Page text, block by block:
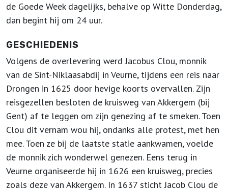
de Goede Week dagelijks, behalve op Witte Donderdag,
dan begint hij om 24 uur.
GESCHIEDENIS
Volgens de overlevering werd Jacobus Clou, monnik
van de Sint-Niklaasabdij in Veurne, tijdens een reis naar
Drongen in 1625 door hevige koorts overvallen. Zijn
reisgezellen besloten de kruisweg van Akkergem (bij
Gent) af te leggen om zijn genezing af te smeken. Toen
Clou dit vernam wou hij, ondanks alle protest, met hen
mee. Toen ze bij de laatste statie aankwamen, voelde
de monnik zich wonderwel genezen. Eens terug in
Veurne organiseerde hij in 1626 een kruisweg, precies
zoals deze van Akkergem. In 1637 sticht Jacob Clou de